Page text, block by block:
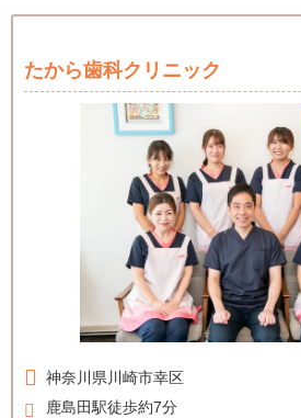
たから歯科クリニック
神奈川県川崎市幸区
鹿島田駅徒歩約7分